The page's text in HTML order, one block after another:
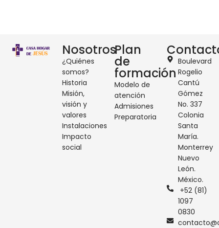
Nosotros
¿Quiénes
somos?
Historia
Misión,
visión y
valores
Instalaciones
Impacto
social
Plan
de
formación
Modelo de
atención
Admisiones
Preparatoria
Boulevard
Rogelio
Cantú
Gómez
No. 337
Colonia
Santa
María.
Monterrey
Nuevo
León.
México.
+52 (81)
1097
0830